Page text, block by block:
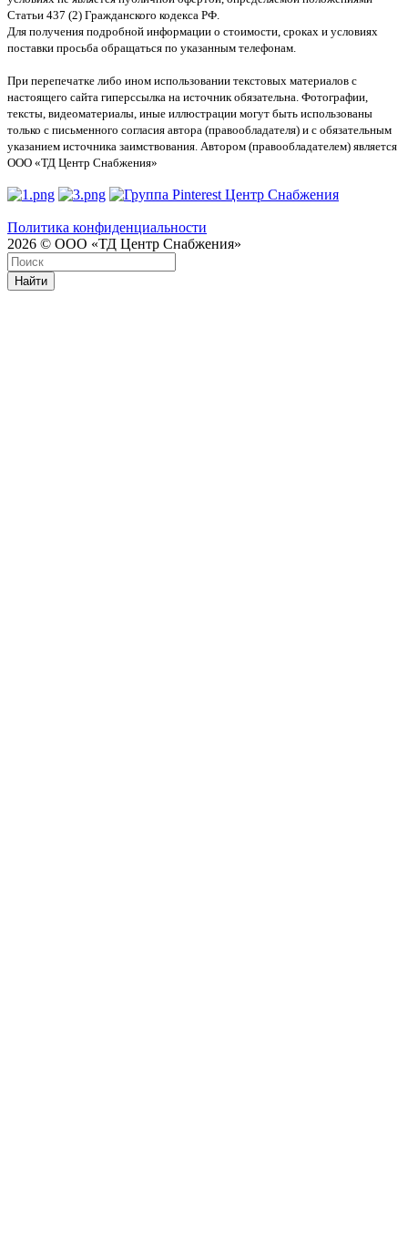
Статьи 437 (2) Гражданского кодекса РФ.
Для получения подробной информации о стоимости, сроках и условиях
поставки просьба обращаться по указанным телефонам.
При перепечатке либо ином использовании текстовых материалов с
настоящего сайта гиперссылка на источник обязательна. Фотографии,
тексты, видеоматериалы, иные иллюстрации могут быть использованы
только с письменного согласия автора (правообладателя) и с обязательным
указанием источника заимствования. Автором (правообладателем) является
ООО «ТД Центр Снабжения»
Политика конфиденциальности
2026 © ООО «ТД Центр Снабжения»
Найти